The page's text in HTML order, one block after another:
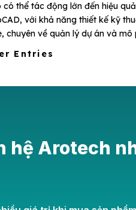
có thể tác động lớn đến hiệu
với khả năng thiết kế kỹ
chuyên về quản lý dự án và mô
Entries
hệ Arotech